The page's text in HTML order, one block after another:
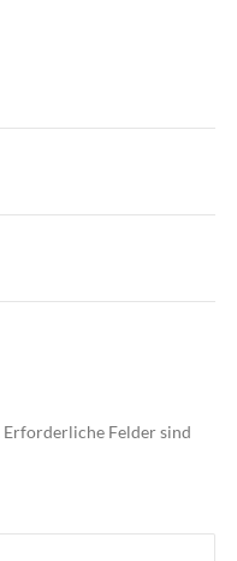
Erforderliche Felder sind